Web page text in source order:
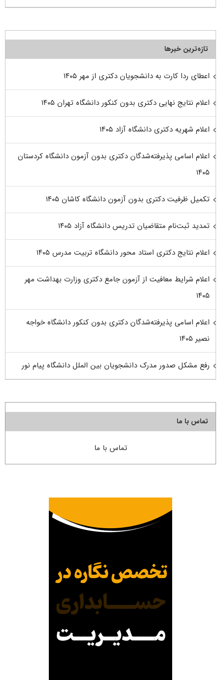
تازه‌ترین خبرها
اعطای ردا کارت به دانشجویان دکتری از مهر ۱۴۰۵
اعلام نتایج نهایی دکتری بدون کنکور دانشگاه تهران ۱۴۰۵
اعلام شهریه دکتری دانشگاه آزاد ۱۴۰۵
اعلام اسامی پذیرفته‌شدگان دکتری بدون آزمون دانشگاه کردستان
۱۴۰۵
تکمیل ظرفیت دکتری بدون آزمون دانشگاه کاشان ۱۴۰۵
تمدید ثبت‌نام متقاضیان تدریس دانشگاه آزاد ۱۴۰۵
اعلام نتایج دکتری استاد محور دانشگاه تربیت مدرس ۱۴۰۵
اعلام شرایط معافیت از آزمون جامع دکتری وزارت بهداشت مهر
۱۴۰۵
اعلام اسامی پذیرفته‌شدگان دکتری بدون کنکور دانشگاه خواجه
نصیر ۱۴۰۵
رفع مشکل صدور مدرک دانشجویان بین الملل دانشگاه پیام نور
تماس با ما
تماس با ما